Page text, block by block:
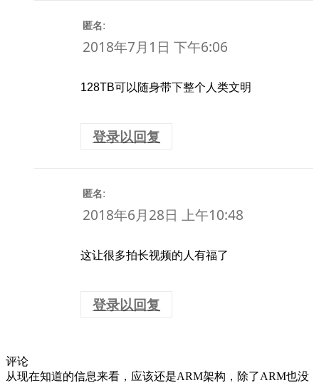
匿名:
2018年7月1日 下午6:06
128TB可以随身带下整个人类文明
登录以回复
匿名:
2018年6月28日 上午10:48
这让很多拍长视频的人有福了
登录以回复
评论
从现在知道的信息来看，应该还是ARM架构，除了ARM也没